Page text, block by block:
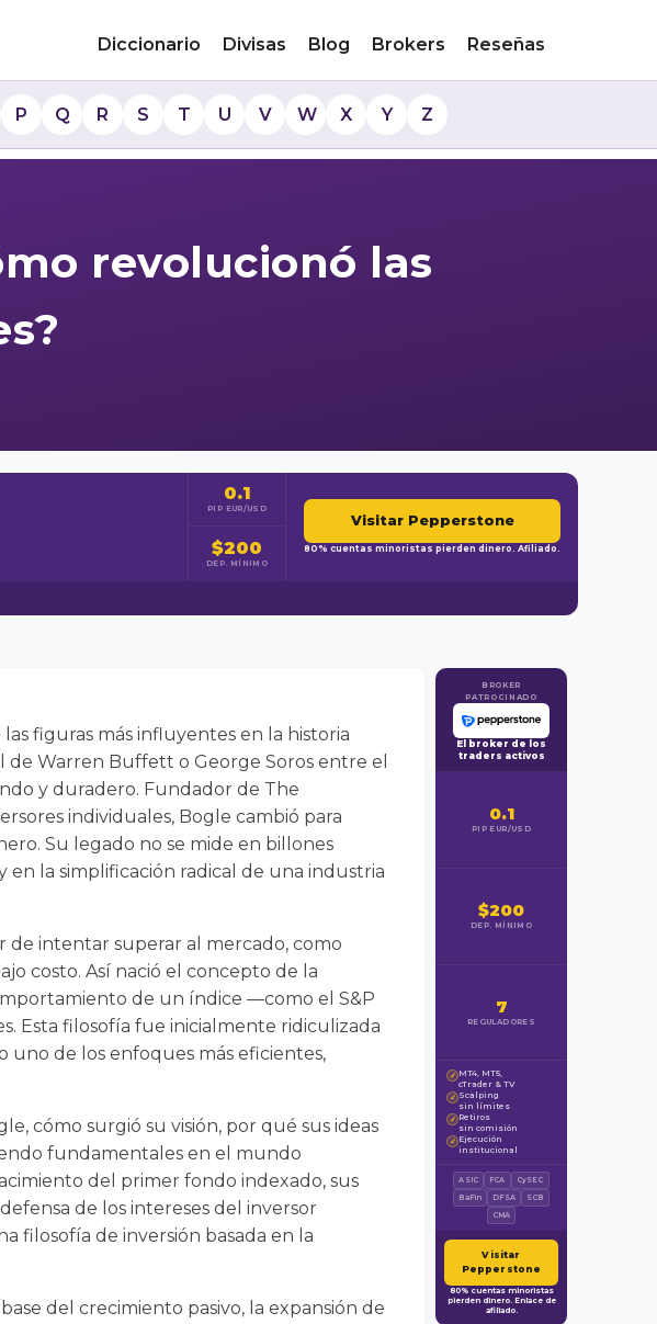
Diccionario Divisas Blog Brokers Reseñas
P Q R S T U V W X Y Z
revolucionó las
0.1
PIP EUR/USD
$200
DEP. MÍNIMO
Visitar Pepperstone
80% cuentas minoristas pierden dinero. Afiliado.
figuras más influyentes en la historia
Warren Buffett o George Soros entre el
y duradero. Fundador de The
individuales, Bogle cambió para
Su legado no se mide en billones
en la simplificación radical de una industria
de intentar superar al mercado, como
costo. Así nació el concepto de la
de un índice —como el S&P
Esta filosofía fue inicialmente ridiculizada
uno de los enfoques más eficientes,
cómo surgió su visión, por qué sus ideas
fundamentales en el mundo
del primer fondo indexado, sus
de los intereses del inversor
filosofía de inversión basada en la
del crecimiento pasivo, la expansión de
BROKER
PATROCINADO
El broker de los
traders activos
0.1
PIP EUR/USD
$200
DEP. MÍNIMO
7
REGULADORES
✓ MT4, MT5,
cTrader & TV
✓ Scalping
sin límites
✓ Retiros
sin comisión
✓ Ejecución
institucional
ASIC FCA
CySEC
BaFin
DFSA
SCB
CMA
Visitar
Pepperstone
80% cuentas minoristas
pierden dinero. Enlace de
afiliado.